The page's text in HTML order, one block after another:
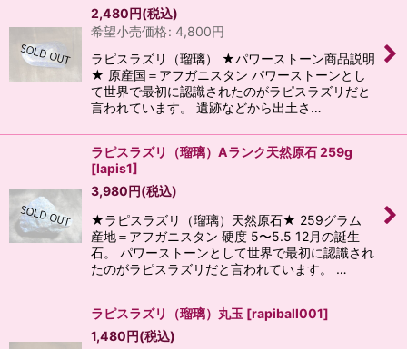
2,480円(税込)
希望小売価格: 4,800円
ラピスラズリ（瑠璃） ★パワーストーン商品説明
★ 原産国＝アフガニスタン パワーストーンとし
て世界で最初に認識されたのがラピスラズリだと
言われています。 遺跡などから出土さ…
ラピスラズリ（瑠璃）Aランク天然原石 259g
[lapis1]
3,980円(税込)
★ラピスラズリ（瑠璃）天然原石★ 259グラム
産地＝アフガニスタン 硬度 5〜5.5 12月の誕生
石。 パワーストーンとして世界で最初に認識され
たのがラピスラズリだと言われています。 …
ラピスラズリ（瑠璃）丸玉 [rapiball001]
1,480円(税込)